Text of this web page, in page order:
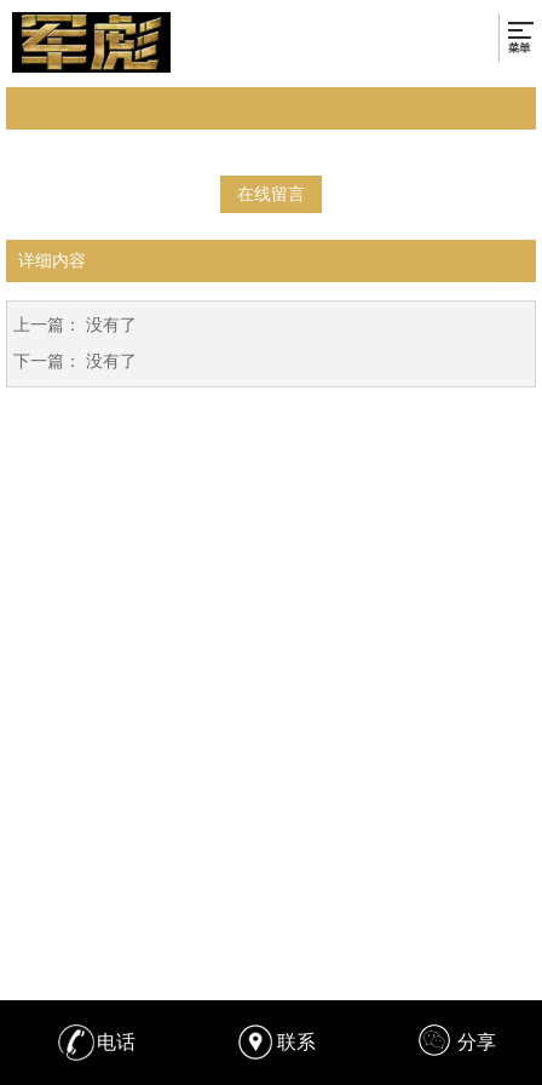
在线留言
详细内容
上一篇： 没有了
下一篇： 没有了
电话 联系 分享